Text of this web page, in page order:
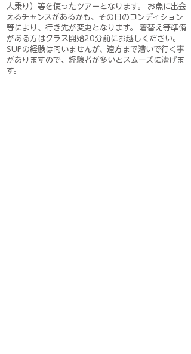
人乗り）等を使ったツアーとなります。 お魚に出会
えるチャンスがあるかも、その日のコンディション
等により、行き先が変更となります。 着替え等準備
がある方はクラス開始20分前にお越しください。
​SUPの経験は問いませんが、遠方まで漕いで行く事
がありますので、経験者が多いとスムーズに漕げま
す。